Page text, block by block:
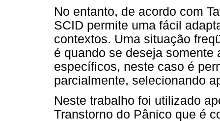
No entanto, de acordo com
SCID permite uma fácil
contextos. Uma situação
é quando se deseja somente
específicos, neste caso é
parcialmente, selecionando
Neste trabalho foi utilizado
Transtorno do Pânico que é